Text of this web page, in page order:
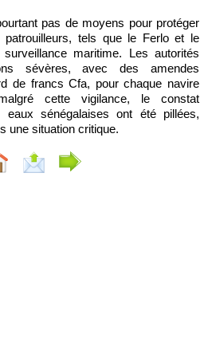
pas de moyens pour protéger
tels que le Ferlo et le
maritime. Les autorités
sévères, avec des amendes
de francs Cfa, pour chaque navire
cette vigilance, le constat
sénégalaises ont été pillées,
une situation critique.